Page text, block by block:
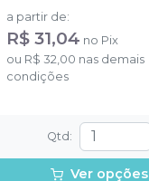
a partir de:
R$ 31,04 no Pix
ou R$ 32,00 nas demais
condições
Qtd :
Ver opções